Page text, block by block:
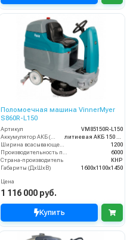
Поломоечная машина VinnerMyer
S860R-L150
Артикул
VM85150R-L150
1200
6000
Страна-производитель
КНР
Габариты (ДхШхВ)
1600х1100х1450
Цена
1 116 000 руб.
Купить